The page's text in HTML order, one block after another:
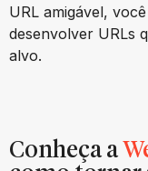
URL amigável,
desenvolver URLs
alvo.
Conheça a